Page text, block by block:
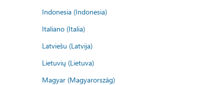
Indonesia (Indonesia)
Italiano (Italia)
Latviešu (Latvija)
Lietuvių (Lietuva)
Magyar (Magyarország)